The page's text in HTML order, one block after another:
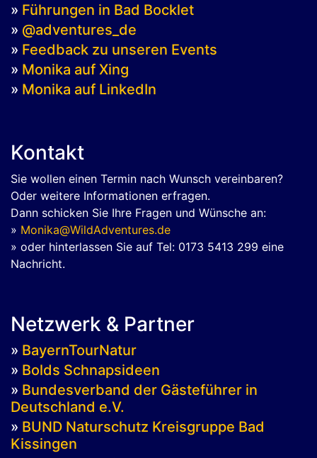
» Führungen in Bad Bocklet
» @adventures_de
» Feedback zu unseren Events
» Monika auf Xing
» Monika auf LinkedIn
Kontakt
Sie wollen einen Termin nach Wunsch vereinbaren?
Oder weitere Informationen erfragen.
Dann schicken Sie Ihre Fragen und Wünsche an:
» Monika@WildAdventures.de
» oder hinterlassen Sie auf Tel: 0173 5413 299 eine
Nachricht.
Netzwerk & Partner
» BayernTourNatur
» Bolds Schnapsideen
» Bundesverband der Gästeführer in
Deutschland e.V.
» BUND Naturschutz Kreisgruppe Bad
Kissingen